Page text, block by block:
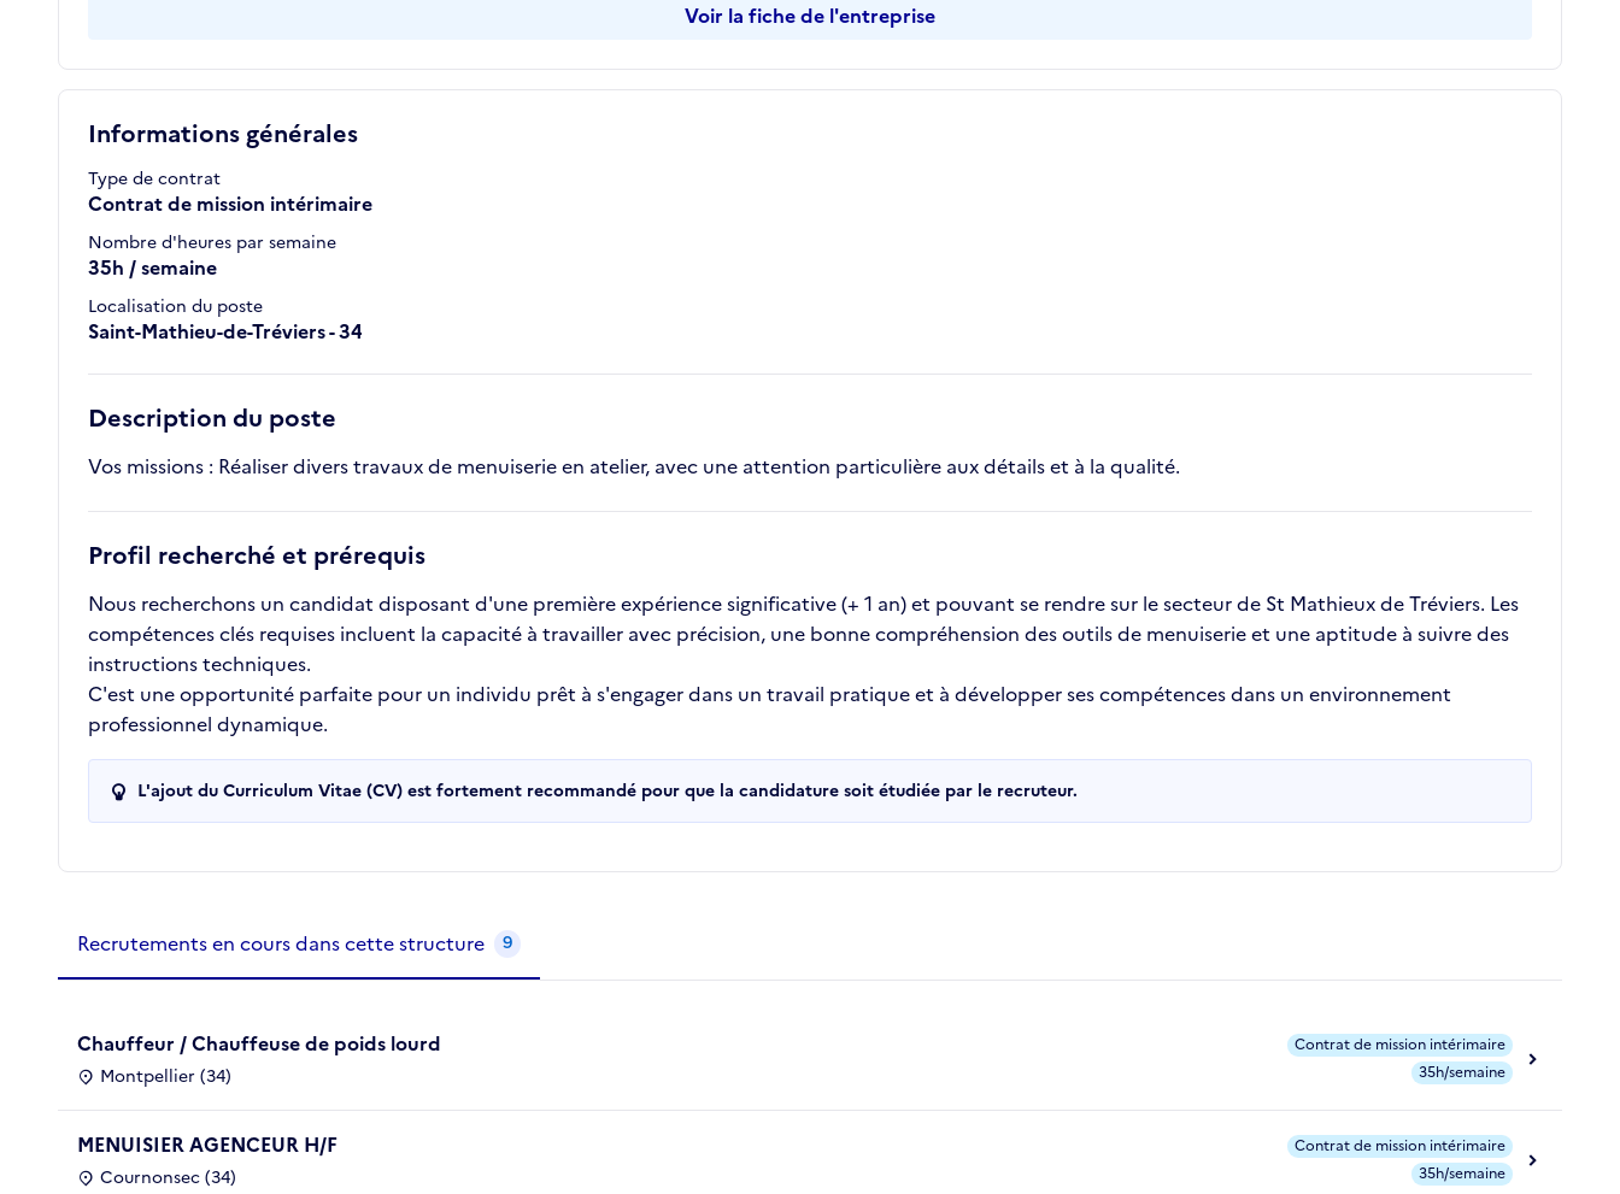
Informations générales
Type de contrat
Contrat de mission intérimaire
Nombre d'heures par semaine
35h / semaine
Localisation du poste
Saint-Mathieu-de-Tréviers - 34
Description du poste
Vos missions : Réaliser divers travaux de menuiserie en atelier, avec une attention particulière aux détails et à la qualité.
Profil recherché et prérequis
Nous recherchons un candidat disposant d'une première expérience significative (+ 1 an) et pouvant se rendre sur le secteur de St Mathieux de Tréviers. Les
compétences clés requises incluent la capacité à travailler avec précision, une bonne compréhension des outils de menuiserie et une aptitude à suivre des
instructions techniques.
C'est une opportunité parfaite pour un individu prêt à s'engager dans un travail pratique et à développer ses compétences dans un environnement
professionnel dynamique.
L'ajout du Curriculum Vitae (CV) est fortement recommandé pour que la candidature soit étudiée par le recruteur.
Voir la fiche de l'entreprise
Recrutements de la structure
Recrutements en cours dans cette structure 9
Chauffeur / Chauffeuse de poids lourd
Montpellier (34)
Contrat de mission intérimaire
35h/semaine
MENUISIER AGENCEUR H/F
Cournonsec (34)
Contrat de mission intérimaire
35h/semaine